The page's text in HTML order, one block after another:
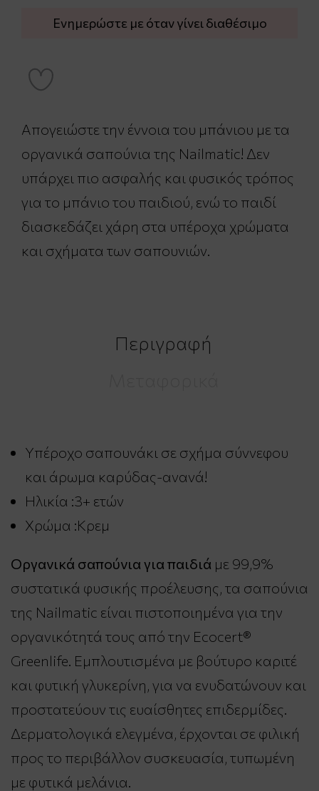
Ενημερώστε με όταν γίνει διαθέσιμο
Απογειώστε την έννοια του μπάνιου με τα
οργανικά σαπούνια της Nailmatic! Δεν
υπάρχει πιο ασφαλής και φυσικός τρόπος
για το μπάνιο του παιδιού, ενώ το παιδί
διασκεδάζει χάρη στα υπέροχα χρώματα
και σχήματα των σαπουνιών.
Περιγραφή
Υπέροχο σαπουνάκι σε σχήμα σύννεφου
και άρωμα καρύδας-ανανά!
Ηλικία :3+ ετών
Χρώμα :Κρεμ
Οργανικά σαπούνια για παιδιά με 99,9%
συστατικά φυσικής προέλευσης, τα σαπούνια
της Nailmatic είναι πιστοποιημένα για την
οργανικότητά τους από την Ecocert®
Greenlife. Εμπλουτισμένα με βούτυρο καριτέ
και φυτική γλυκερίνη, για να ενυδατώνουν και
προστατεύουν τις ευαίσθητες επιδερμίδες.
Δερματολογικά ελεγμένα, έρχονται σε φιλική
προς το περιβάλλον συσκευασία, τυπωμένη
με φυτικά μελάνια.